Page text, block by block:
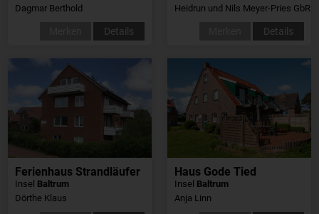
Dagmar Berthold
Details
Heidrun und Nils Meyer-Pries GbR
Details
Ferienhaus Strandläufer
Insel Baltrum
Dörthe Klaus
Haus Gode Tied
Insel Baltrum
Anja Linn